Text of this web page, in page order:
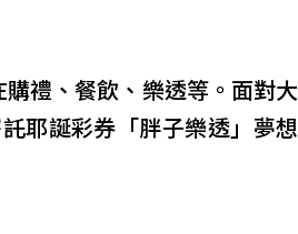
禮、餐飲、樂透等。面對大
耶誕彩券「胖子樂透」夢想